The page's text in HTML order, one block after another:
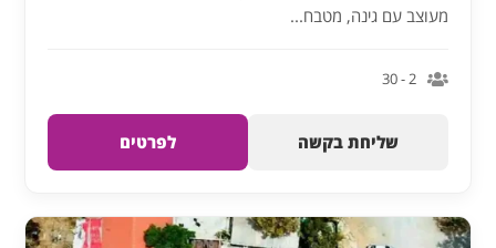
מעוצב עם גינה, מטבח...
2 - 30
שליחת בקשה לפרטים